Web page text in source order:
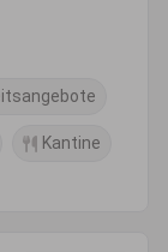
Kantine